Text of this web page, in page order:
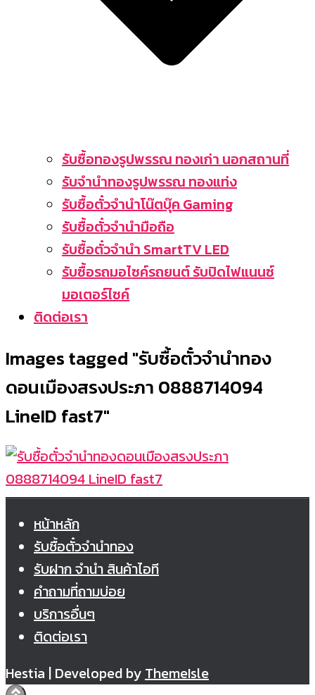
รับซื้อทองรูปพรรณ ทองเก่า นอกสถานที่
รับจำนำทองรูปพรรณ ทองแท่ง
รับซื้อตั๋วจำนำโน๊ตบุ๊ค Gaming
รับซื้อตั๋วจำนำมือถือ
รับซื้อตั๋วจำนำ SmartTV LED
รับซื้อรถมอไซค์รถยนต์ รับปิดไฟแนนซ์
มอเตอร์ไซค์
ติดต่อเรา
Images tagged "รับซื้อตั๋วจำนำทอง
ดอนเมืองสรงประภา 0888714094
LineID fast7"
หน้าหลัก
รับซื้อตั๋วจำนำทอง
รับฝาก จำนำ สินค้าไอที
คำถามที่ถามบ่อย
บริการอื่นๆ
ติดต่อเรา
Hestia | Developed byThemeIsle